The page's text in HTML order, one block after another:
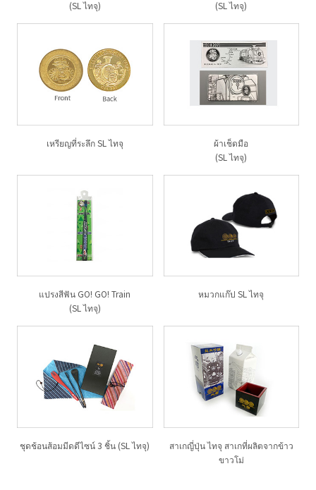
(SL ไทจุ)
(SL ไทจุ)
เหรียญที่ระลึก SL ไทจุ
ผ้าเช็ดมือ
(SL ไทจุ)
แปรงสีฟัน GO! GO! Train
(SL ไทจุ)
หมวกแก๊ป SL ไทจุ
ชุดช้อนส้อมมีดดีไซน์ 3 ชิ้น (SL ไทจุ)
สาเกญี่ปุ่น ไทจุ สาเกที่ผลิตจากข้าว
ขาวโม่